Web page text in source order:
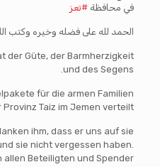
في محافظة #تعز
الحمد لله على فضله وخيره وكتب
der Güte, der Barmherzigkeit
und des Segens.
für die armen Familien
Provinz Taiz im Jemen verteilt .
ihm, dass er uns auf sie
sie nicht vergessen haben.
allen Beteiligten und Spender.